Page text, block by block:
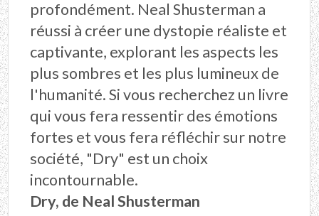
profondément. Neal Shusterman a
réussi à créer une dystopie réaliste et
captivante, explorant les aspects les
plus sombres et les plus lumineux de
l'humanité. Si vous recherchez un livre
qui vous fera ressentir des émotions
fortes et vous fera réfléchir sur notre
société, "Dry" est un choix
incontournable.
Dry, de Neal Shusterman